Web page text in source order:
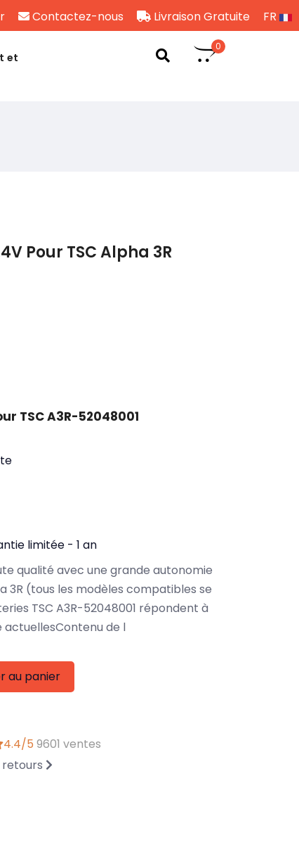
Contactez-nous Livraison Gratuite FR
et
0
Pour TSC Alpha 3R
TSC A3R-52048001
limitée - 1 an
qualité avec une grande autonomie
3R (tous les modèles compatibles se
TSC A3R-52048001 répondent à
de l
au panier
4.4/5 9601 ventes
retours